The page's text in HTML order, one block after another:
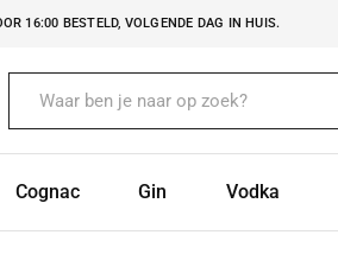
16:00 BESTELD, VOLGENDE DAG IN HUIS.
Cognac Gin Vodka